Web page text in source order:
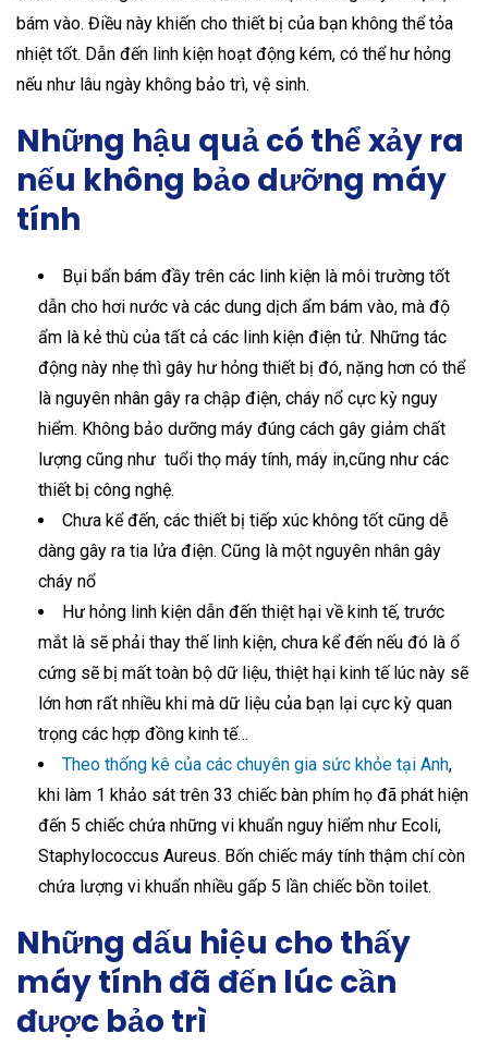
bám vào. Điều này khiến cho thiết bị của bạn không thể tỏa
nhiệt tốt. Dẫn đến linh kiện hoạt động kém, có thể hư hỏng
nếu như lâu ngày không bảo trì, vệ sinh.
Những hậu quả có thể xảy ra
nếu không bảo dưỡng máy
tính
Bụi bẩn bám đầy trên các linh kiện là môi trường tốt
dẫn cho hơi nước và các dung dịch ẩm bám vào, mà độ
ẩm là kẻ thù của tất cả các linh kiện điện tử. Những tác
động này nhẹ thì gây hư hỏng thiết bị đó, nặng hơn có thể
là nguyên nhân gây ra chập điện, cháy nổ cực kỳ nguy
hiểm. Không bảo dưỡng máy đúng cách gây giảm chất
lượng cũng như tuổi thọ máy tính, máy in,cũng như các
thiết bị công nghệ.
Chưa kể đến, các thiết bị tiếp xúc không tốt cũng dễ
dàng gây ra tia lửa điện. Cũng là một nguyên nhân gây
cháy nổ
Hư hỏng linh kiện dẫn đến thiệt hại về kinh tế, trước
mắt là sẽ phải thay thế linh kiện, chưa kể đến nếu đó là ổ
cứng sẽ bị mất toàn bộ dữ liệu, thiệt hại kinh tế lúc này sẽ
lớn hơn rất nhiều khi mà dữ liệu của bạn lại cực kỳ quan
trọng các hợp đồng kinh tế…
Theo thống kê của các chuyên gia sức khỏe tại Anh,
khi làm 1 khảo sát trên 33 chiếc bàn phím họ đã phát hiện
đến 5 chiếc chứa những vi khuẩn nguy hiểm như Ecoli,
Staphylococcus Aureus. Bốn chiếc máy tính thậm chí còn
chứa lượng vi khuẩn nhiều gấp 5 lần chiếc bồn toilet.
Những dấu hiệu cho thấy
máy tính đã đến lúc cần
được bảo trì